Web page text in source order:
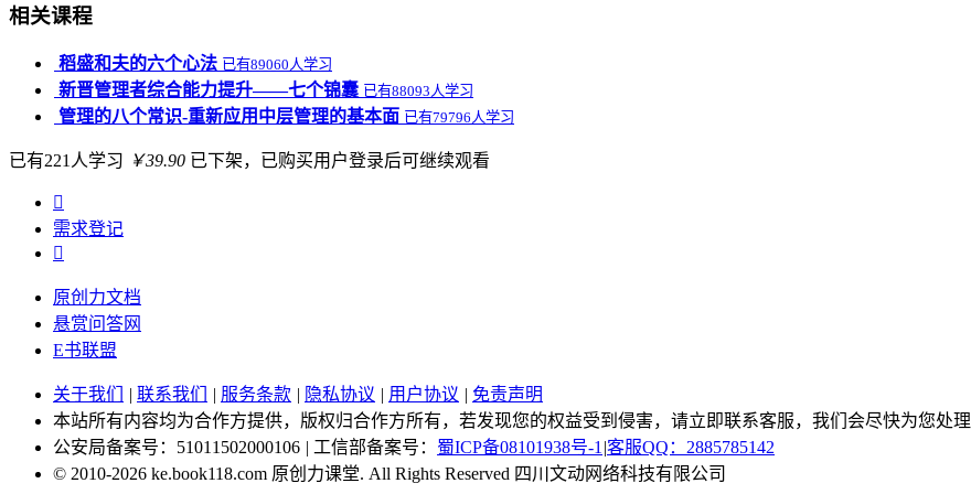
相关课程
稻盛和夫的六个心法 已有89060人学习
新晋管理者综合能力提升——七个锦囊 已有88093人学习
管理的八个常识-重新应用中层管理的基本面 已有79796人学习
已有221人学习 ￥39.90 已下架，已购买用户登录后可继续观看

需求登记

原创力文档
悬赏问答网
E书联盟
关于我们 | 联系我们 | 服务条款 | 隐私协议 | 用户协议 | 免责声明
本站所有内容均为合作方提供，版权归合作方所有，若发现您的权益受到侵害，请立即联系客服，我们会尽快为您处理
公安局备案号：51011502000106 | 工信部备案号： 蜀ICP备08101938号-1 |客服QQ：2885785142
© 2010-2026 ke.book118.com 原创力课堂. All Rights Reserved 四川文动网络科技有限公司